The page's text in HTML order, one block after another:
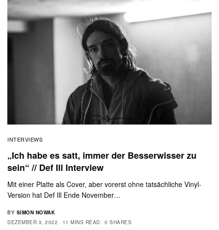
INTERVIEWS
„Ich habe es satt, immer der Besserwisser zu
sein“ // Def Ill Interview
Mit einer Platte als Cover, aber vorerst ohne tatsächliche Vinyl-
Version hat Def Ill Ende November…
BY SIMON NOWAK
DEZEMBER 3, 2022
11 MINS READ 0 SHARES